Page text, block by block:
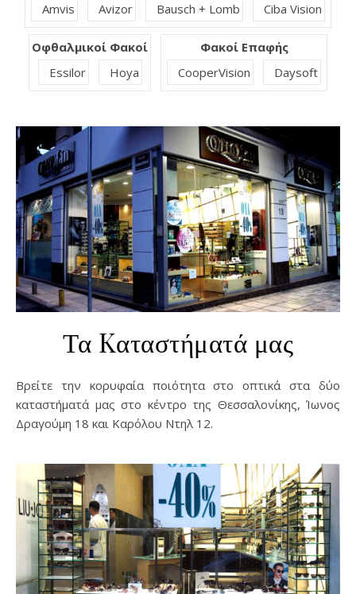
Amvis
Avizor Bausch + Lomb Ciba Vision
Οφθαλμικοί Φακοί
Essilor
Hoya
Φακοί Επαφής
CooperVision
Daysoft
Τα Kαταστήματά μας
Βρείτε την κορυφαία ποιότητα στο οπτικά στα δύο
καταστήματά μας στο κέντρο της Θεσσαλονίκης, Ίωνος
Δραγούμη 18 και Καρόλου Ντηλ 12.